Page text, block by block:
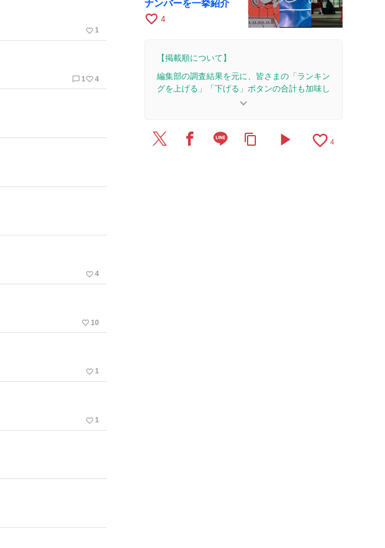
favorite_border 1
chat_bubble_outline 1 favorite_border 4
favorite_border 4
favorite_border 10
favorite_border 1
favorite_border 1
ナンバーを一挙紹介
favorite_border 4
【掲載順について】
編集部の調査結果を元に、皆さまの「ランキン
グを上げる」「下げる」ボタンの合計も加味し
2026/7/25：1本のレビューを追加・更新。
keyboard_arrow_down
content_copy play_arrow favorite_border 4